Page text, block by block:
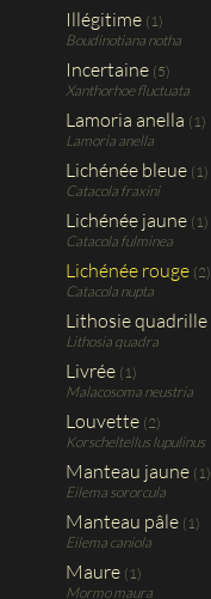
Illégitime (1)
Boudinotiana notha
Incertaine (5)
Xanthorhoe fluctuata
Lamoria anella (1)
Lamoria anella
Lichénée bleue (1)
Catacola fraxini
Lichénée jaune (1)
Catacola fulminea
Lichénée rouge (2)
Catacola nupta
Lithosie quadrille
Lithosia quadra
Livrée (1)
Malacosoma neustria
Louvette (2)
Korscheltellus lupulinus
Manteau jaune (1)
Eilema sororcula
Manteau pâle (1)
Eilema caniola
Maure (1)
Mormo maura